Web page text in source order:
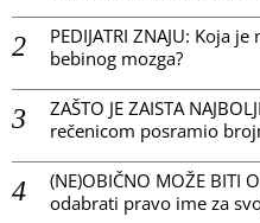
PEDIJATRI ZNAJU: Koja
bebinog mozga?
ZAŠTO JE ZAISTA
rečenicom posramio
(NE)OBIČNO MOŽE BITI
odabrati pravo ime za